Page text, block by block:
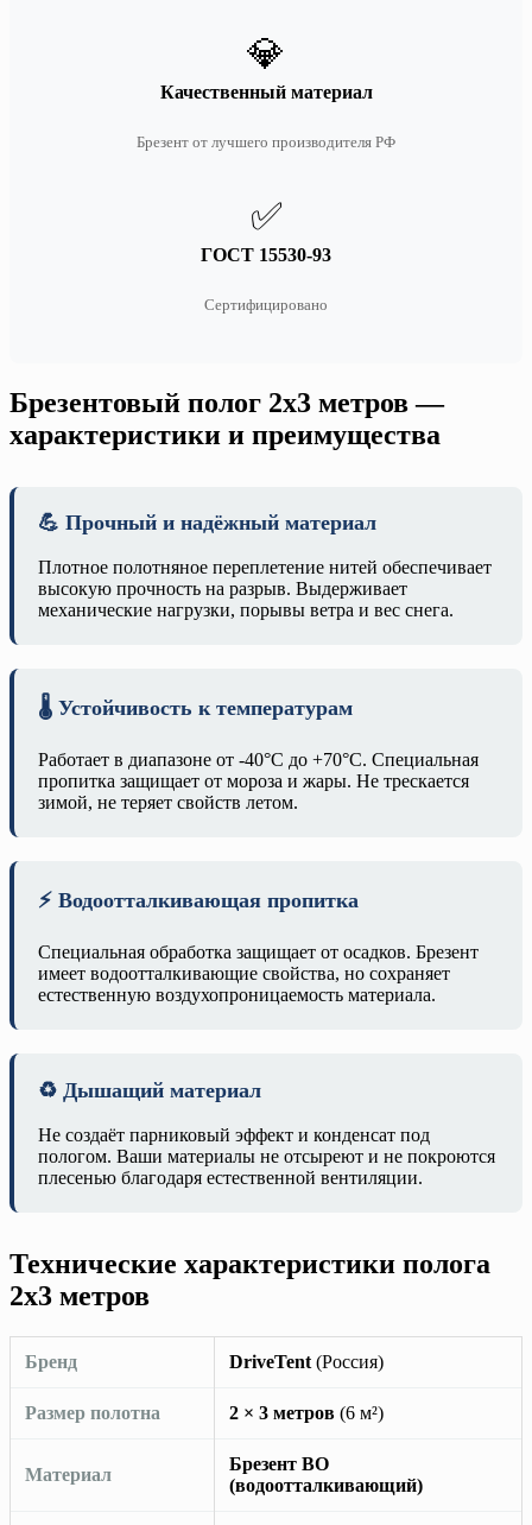
💎
Качественный материал
Брезент от лучшего производителя РФ
✅
ГОСТ 15530-93
Сертифицировано
Брезентовый полог 2х3 метров —
характеристики и преимущества
💪 Прочный и надёжный материал
Плотное полотняное переплетение нитей обеспечивает
высокую прочность на разрыв. Выдерживает
механические нагрузки, порывы ветра и вес снега.
🌡️ Устойчивость к температурам
Работает в диапазоне от -40°C до +70°C. Специальная
пропитка защищает от мороза и жары. Не трескается
зимой, не теряет свойств летом.
⚡ Водоотталкивающая пропитка
Специальная обработка защищает от осадков. Брезент
имеет водоотталкивающие свойства, но сохраняет
естественную воздухопроницаемость материала.
♻️ Дышащий материал
Не создаёт парниковый эффект и конденсат под
пологом. Ваши материалы не отсыреют и не покроются
плесенью благодаря естественной вентиляции.
Технические характеристики полога
2х3 метров
Бренд DriveTent (Россия)
Размер полотна 2 × 3 метров (6 м²)
Материал
Брезент ВО
(водоотталкивающий)